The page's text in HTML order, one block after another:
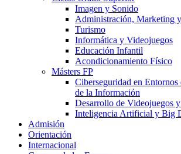
Imagen y Sonido
Administración, Marketing
Turismo
Informática y Videojuegos
Educación Infantil
Acondicionamiento Físico
Másters FP
Ciberseguridad en Entornos
de la Información
Desarrollo de Videojuegos
Inteligencia Artificial y Big
Admisión
Orientación
Internacional